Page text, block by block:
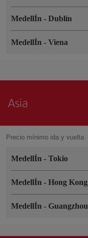
MedellÍn - Dublín
MedellÍn - Viena
Asia
Precio mínimo ida y vuelta
MedellÍn - Tokio
MedellÍn - Hong Kong
MedellÍn - Guangzhou